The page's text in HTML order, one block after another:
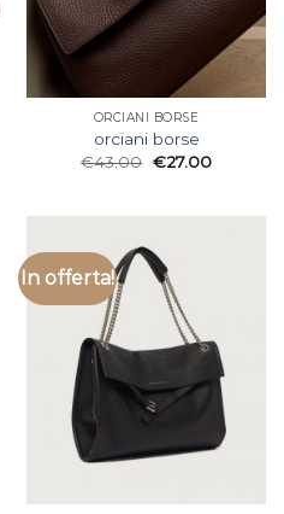
ORCIANI BORSE
orciani borse
€43.00 €27.00
In offerta!